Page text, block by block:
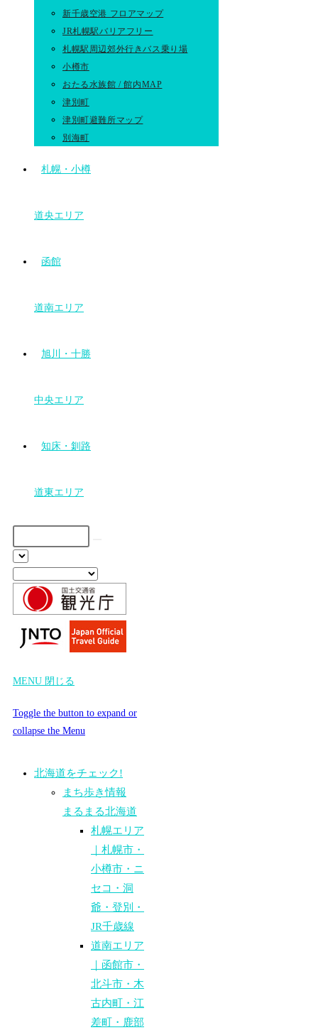
新千歳空港 フロアマップ
JR札幌駅バリアフリー
札幌駅周辺郊外行きバス乗り場
小樽市
おたる水族館 / 館内MAP
津別町
津別町避難所マップ
別海町
札幌・小樽
道央エリア
函館
道南エリア
旭川・十勝
中央エリア
知床・釧路
道東エリア
MENU 閉じる
Toggle the button to expand or
collapse the Menu
北海道をチェック!
まち歩き情報
まるまる北海道
札幌エリア
｜札幌市・
小樽市・ニ
セコ・洞
爺・登別・
JR千歳線
道南エリア
｜函館市・
北斗市・木
古内町・江
差町・鹿部